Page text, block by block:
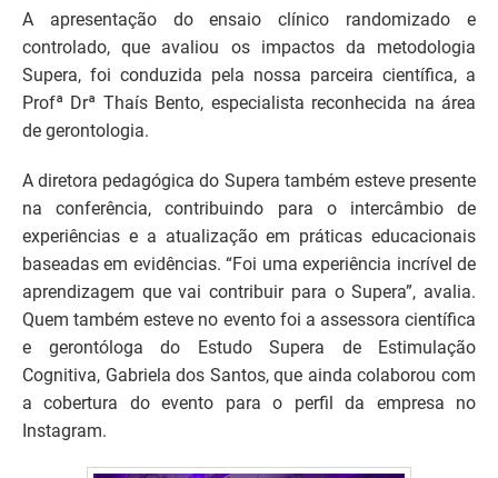
A apresentação do ensaio clínico randomizado e
controlado, que avaliou os impactos da metodologia
Supera, foi conduzida pela nossa parceira científica, a
Profª Drª Thaís Bento, especialista reconhecida na área
de gerontologia.
A diretora pedagógica do Supera também esteve presente
na conferência, contribuindo para o intercâmbio de
experiências e a atualização em práticas educacionais
baseadas em evidências. “Foi uma experiência incrível de
aprendizagem que vai contribuir para o Supera”, avalia.
Quem também esteve no evento foi a assessora científica
e gerontóloga do Estudo Supera de Estimulação
Cognitiva, Gabriela dos Santos, que ainda colaborou com
a cobertura do evento para o perfil da empresa no
Instagram.